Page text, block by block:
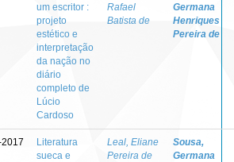
um escritor :
projeto
estético e
interpretação
da nação no
diário
completo de
Lúcio
Cardoso
Rafael
Batista de
Germana
Henriques
Pereira de
Literatura
sueca e
Leal, Eliane
Pereira de
Sousa,
Germana